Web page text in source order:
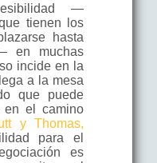
—
tienen los
hasta
en muchas
incide en la
a la mesa
que puede
en el camino
y Thomas,
para el
es